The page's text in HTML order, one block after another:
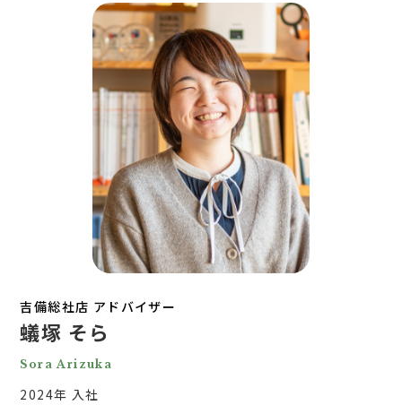
土地売却サポート
不動産買取
不動産売却サポート
不動産の相場情報
お気に入り不動産を見る
新着不動産情報
オンライン相談サービス
吉備総社店 アドバイザー
蟻塚 そら
Sora Arizuka
2024年 入社